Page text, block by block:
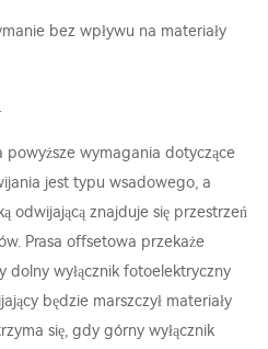
bez wpływu na materiały
wymagania dotyczące
jest typu wsadowego, a
odwijającą znajduje się przestrzeń
Prasa offsetowa przekaże
dolny wyłącznik fotoelektryczny
będzie marszczył materiały
się, gdy górny wyłącznik